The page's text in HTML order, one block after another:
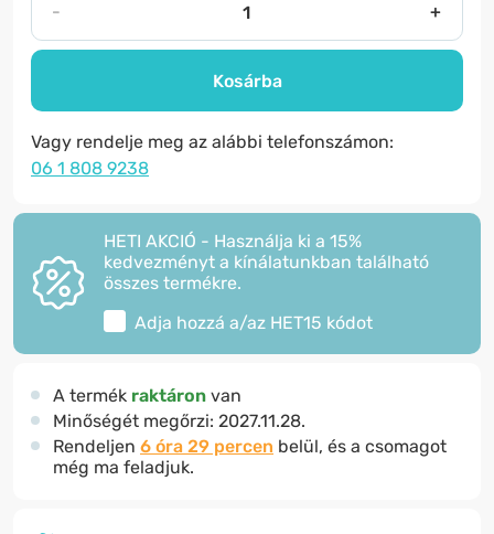
- +
Kosárba
Vagy rendelje meg az alábbi telefonszámon:
06 1 808 9238
HETI AKCIÓ - Használja ki a 15%
kedvezményt a kínálatunkban található
összes termékre.
Adja hozzá a/az HET15 kódot
A termék raktáron van
Minőségét megőrzi: 2027.11.28.
Rendeljen 6 óra 29 percen belül, és a csomagot
még ma feladjuk.